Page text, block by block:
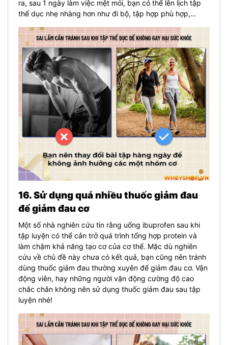
ra, sau 1 ngày làm việc mệt mỏi, bạn có thể lên lịch tập
thể dục nhẹ nhàng hơn như đi bộ, tập hợp phù hợp,…
16. Sử dụng quá nhiều thuốc giảm đau
để giảm đau cơ
Một số nhà nghiên cứu tin rằng uống ibuprofen sau khi
tập luyện có thể cản trở quá trình tổng hợp protein và
làm chậm khả năng tạo cơ của cơ thể. Mặc dù nghiên
cứu về chủ đề này chưa có kết quả, bạn cũng nên tránh
dùng thuốc giảm đau thường xuyên để giảm đau cơ. Vận
động viên, hay những người vận động cường độ cao
chắc chắn không nên sử dụng thuốc giảm đau sau tập
luyện nhé!